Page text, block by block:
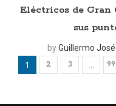
Eléctricos de
sus
byGuillermo
1 2 3 …